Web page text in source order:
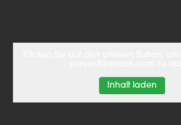
Inhalt laden